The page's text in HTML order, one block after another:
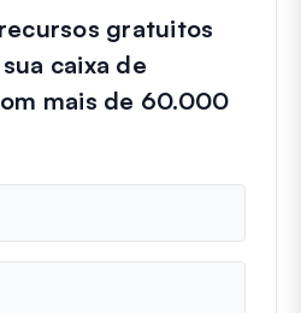
gratuitos
caixa de
mais de 60.000